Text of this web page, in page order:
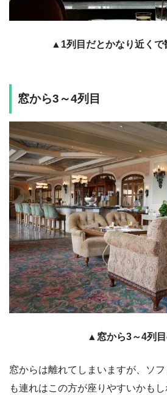
▲1列目だとかなり近くで
窓から3～4列目
▲窓から3～4列
窓からは離れてしまいますが、ソ
も連れはこの方が座りやすいかもし